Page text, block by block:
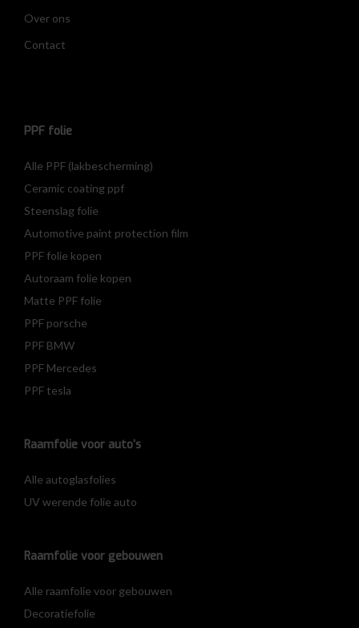
Over ons
Contact
PPF folie
Alle PPF (lakbescherming)
Ceramic coating ppf
Steenslag folie
Automotive paint protection film
PPF folie kopen
Autoraam folie kopen
Matte PPF folie
PPF porsche
PPF BMW
PPF Mercedes
PPF tesla
Raamfolie voor auto’s
Alle autoglasfolies
UV werende folie auto
Raamfolie voor gebouwen
Alle raamfolie voor gebouwen
Decoratiefolie